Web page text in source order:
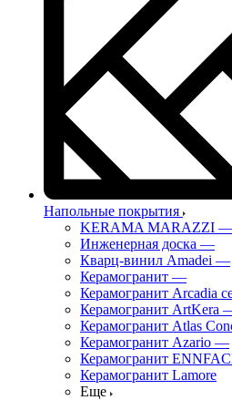
Напольные покрытия
KERAMA MARAZZI —
Инженерная доска —
Кварц-винил Amadei —
Керамогранит —
Керамогранит Arcadia
Керамогранит ArtKera
Керамогранит Atlas
Керамогранит Azario —
Керамогранит
Керамогранит Lamore
Еще